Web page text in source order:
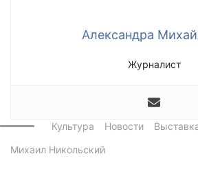
Александра
Журналист
Культура Новости
Михаил Никольский